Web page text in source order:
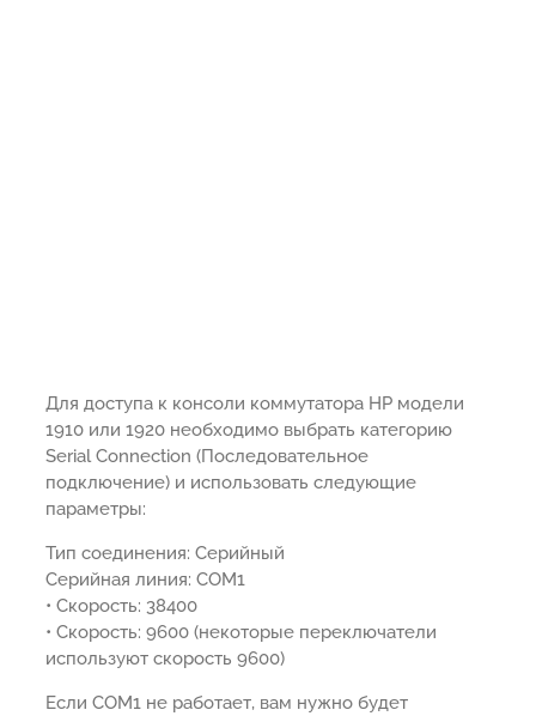
Для доступа к консоли коммутатора HP модели
1910 или 1920 необходимо выбрать категорию
Serial Connection (Последовательное
подключение) и использовать следующие
параметры:
Тип соединения: Серийный
Серийная линия: COM1
• Скорость: 38400
• Скорость: 9600 (некоторые переключатели
используют скорость 9600)
Если COM1 не работает, вам нужно будет